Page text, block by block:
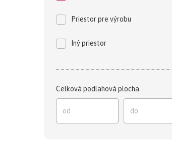
Priestor pre výrobu
Iný priestor
Celková podlahová plocha